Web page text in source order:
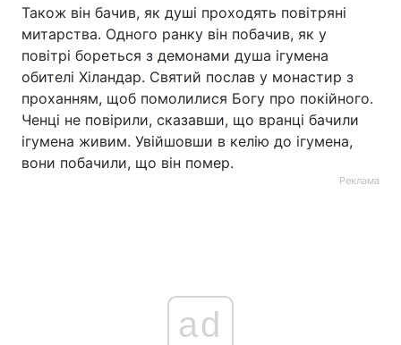
Також він бачив, як душі проходять повітряні
митарства. Одного ранку він побачив, як у
повітрі бореться з демонами душа ігумена
обителі Хіландар. Святий послав у монастир з
проханням, щоб помолилися Богу про покійного.
Ченці не повірили, сказавши, що вранці бачили
ігумена живим. Увійшовши в келію до ігумена,
вони побачили, що він помер.
Реклама
ad